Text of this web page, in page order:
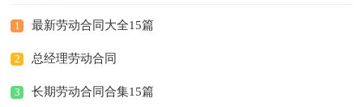
1 最新劳动合同大全15篇
2 总经理劳动合同
3 长期劳动合同合集15篇